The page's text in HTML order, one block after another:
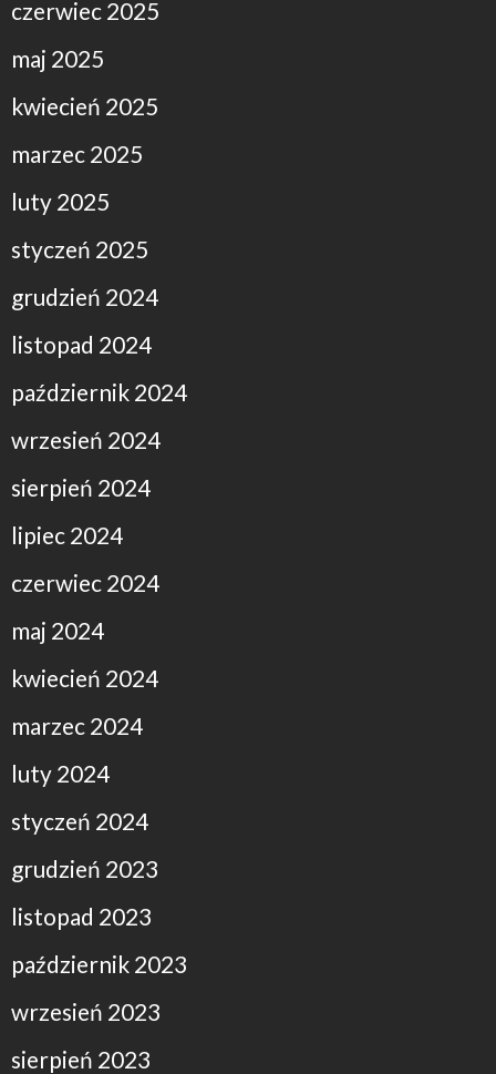
czerwiec 2025
maj 2025
kwiecień 2025
marzec 2025
luty 2025
styczeń 2025
grudzień 2024
listopad 2024
październik 2024
wrzesień 2024
sierpień 2024
lipiec 2024
czerwiec 2024
maj 2024
kwiecień 2024
marzec 2024
luty 2024
styczeń 2024
grudzień 2023
listopad 2023
październik 2023
wrzesień 2023
sierpień 2023